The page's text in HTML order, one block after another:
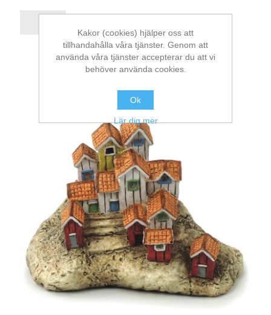
Kakor (cookies) hjälper oss att
tillhandahålla våra tjänster. Genom att
använda våra tjänster accepterar du att vi
behöver använda cookies.
Ok
Lär dig mer